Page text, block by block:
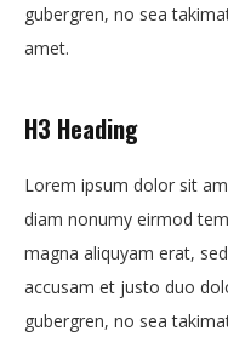
gubergren, no sea
amet.
H3 Heading
Lorem ipsum dolor sit
diam nonumy eirmod
magna aliquyam erat,
accusam et justo duo
gubergren, no sea